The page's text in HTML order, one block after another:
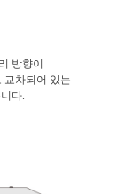
방향이
교차되어 있는
다.